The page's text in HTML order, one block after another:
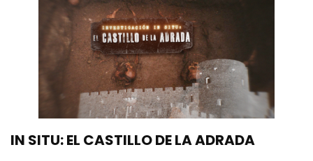
IN SITU: EL CASTILLO DE LA ADRADA